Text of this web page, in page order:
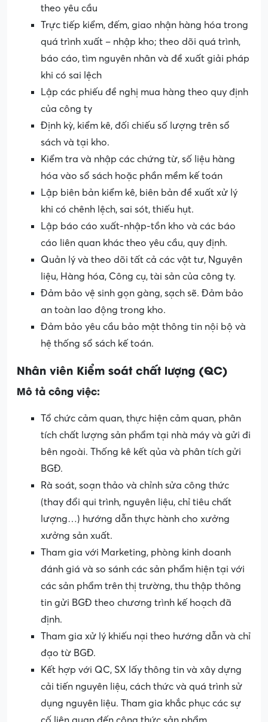
theo yêu cầu
Trực tiếp kiểm, đếm, giao nhận hàng hóa trong
quá trình xuất – nhập kho; theo dõi quá trình,
báo cáo, tìm nguyên nhân và đề xuất giải pháp
khi có sai lệch
Lập các phiếu đề nghị mua hàng theo quy định
của công ty
Định kỳ, kiểm kê, đối chiếu số lượng trên sổ
sách và tại kho.
Kiểm tra và nhập các chứng từ, số liệu hàng
hóa vào sổ sách hoặc phần mềm kế toán
Lập biên bản kiểm kê, biên bản đề xuất xử lý
khi có chênh lệch, sai sót, thiếu hụt.
Lập báo cáo xuất-nhập-tồn kho và các báo
cáo liên quan khác theo yêu cầu, quy định.
Quản lý và theo dõi tất cả các vật tư, Nguyên
liệu, Hàng hóa, Công cụ, tài sản của công ty.
Đảm bảo vệ sinh gọn gàng, sạch sẽ. Đảm bảo
an toàn lao động trong kho.
Đảm bảo yêu cầu bảo mật thông tin nội bộ và
hệ thống sổ sách kế toán.
Nhân viên Kiểm soát chất lượng (QC)
Mô tả công việc:
Tổ chức cảm quan, thực hiện cảm quan, phân
tích chất lượng sản phẩm tại nhà máy và gửi đi
bên ngoài. Thống kê kết qủa và phân tích gửi
BGĐ.
Rà soát, soạn thảo và chỉnh sửa công thức
(thay đổi qui trình, nguyên liệu, chỉ tiêu chất
lượng…) hướng dẫn thực hành cho xưởng
xưởng sản xuất.
Tham gia với Marketing, phòng kinh doanh
đánh giá và so sánh các sản phẩm hiện tại với
các sản phẩm trên thị trường, thu thập thông
tin gửi BGĐ theo chương trình kế hoạch đã
định.
Tham gia xử lý khiếu nại theo hướng dẫn và chỉ
đạo từ BGĐ.
Kết hợp với QC, SX lấy thông tin và xây dựng
cải tiến nguyên liệu, cách thức và quá trình sử
dụng nguyên liệu. Tham gia khắc phục các sự